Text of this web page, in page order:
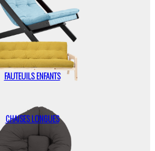
FAUTEUILS ENFANTS
CHAISES LONGUES